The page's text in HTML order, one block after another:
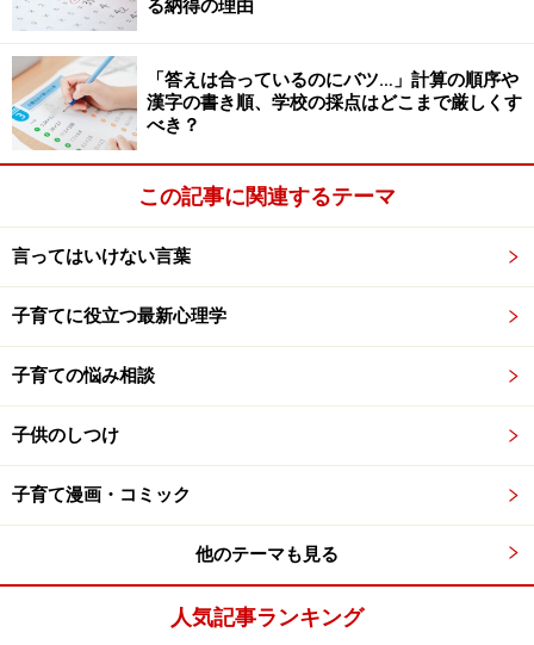
ギフテッド児の才能を開花させる「3つの
輪」とは
ギフテッド児の才能を開花させるには「3つの輪」が必
要だとされています。3つとは「高い知能 （平均以上の
知能）」に加えて「創造性」「課題へのコミットメント
（やり抜く力）」です。この3つをそろえることは容易
なことではありません。
ャレンジが不可欠ですが、ギフテッド児は完璧主義で失
敗を極端にいやがります。苦手なことは最初からやらな
です。
また、ギフテッド児はわずかな反復学習でなにをどうす
ればいいのかわかってしまいます。でも、すぐ飽きるの
漢字書き取りなどなぜ反復しなくてはいけないのか理解
る納得の理由
「答えは合っているのにバツ…」計算の順序や
漢字の書き順、学校の採点はどこまで厳しくす
べき？
この記事に関連するテーマ
言ってはいけない言葉
子育てに役立つ最新心理学
子育ての悩み相談
子供のしつけ
子育て漫画・コミック
他のテーマも見る
人気記事ランキング